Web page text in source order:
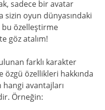
sadece bir avatar
sizin oyun dünyasındaki
özelleştirme
göz atalım!
farklı karakter
özgü özellikleri hakkında
hangi avantajları
Örneğin: